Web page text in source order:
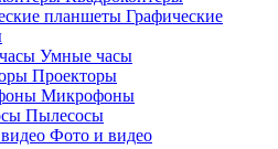
Графические
Умные часы
Проекторы
Микрофоны
Пылесосы
Фото и видео